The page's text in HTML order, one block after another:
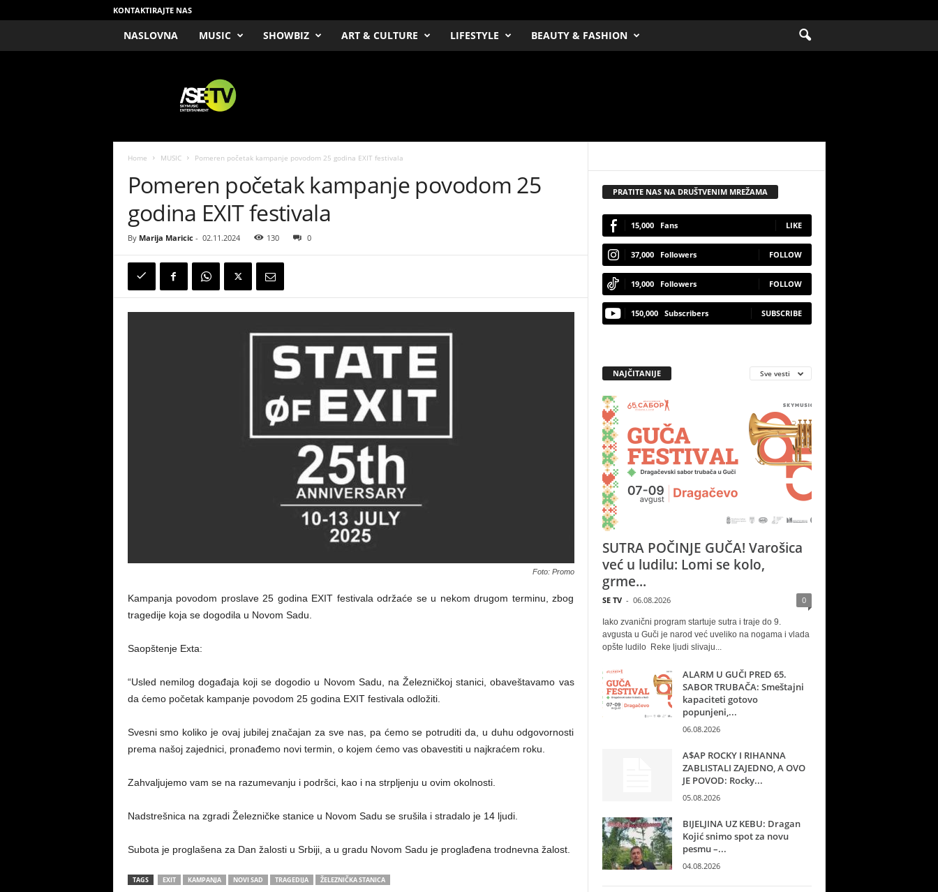
KONTAKTIRAJTE NAS
NASLOVNA MUSIC SHOWBIZ ART & CULTURE LIFESTYLE BEAUTY & FASHION
Home MUSIC Pomeren početak kampanje povodom 25 godina EXIT festivala
Pomeren početak kampanje povodom 25
godina EXIT festivala
By Marija Maricic- 02.11.2024 130 0
Foto: Promo
Kampanja povodom proslave 25 godina EXIT festivala održaće se u nekom drugom terminu, zbog
tragedije koja se dogodila u Novom Sadu.
Saopštenje Exta:
“Usled nemilog događaja koji se dogodio u Novom Sadu, na Železničkoj stanici, obaveštavamo vas
da ćemo početak kampanje povodom 25 godina EXIT festivala odložiti.
Svesni smo koliko je ovaj jubilej značajan za sve nas, pa ćemo se potruditi da, u duhu odgovornosti
prema našoj zajednici, pronađemo novi termin, o kojem ćemo vas obavestiti u najkraćem roku.
Zahvaljujemo vam se na razumevanju i podršci, kao i na strpljenju u ovim okolnosti.
Nadstrešnica na zgradi Železničke stanice u Novom Sadu se srušila i stradalo je 14 ljudi.
Subota je proglašena za Dan žalosti u Srbiji, a u gradu Novom Sadu je proglađena trodnevna žalost.
TAGS EXIT KAMPANJA NOVI SAD TRAGEDIJA ŽELEZNIČKA STANICA
PRATITE NAS NA DRUŠTVENIM MREŽAMA
15,000 Fans LIKE
37,000 Followers FOLLOW
19,000 Followers FOLLOW
150,000 Subscribers SUBSCRIBE
NAJČITANIJE Sve vesti
SUTRA POČINJE GUČA! Varošica
već u ludilu: Lomi se kolo,
grme...
SE TV - 06.08.2026 0
Iako zvanični program startuje sutra i traje do 9.
avgusta u Guči je narod već uveliko na nogama i vlada
opšte ludilo Reke ljudi slivaju...
ALARM U GUČI PRED 65.
SABOR TRUBAČA: Smeštajni
kapaciteti gotovo
popunjeni,...
06.08.2026
A$AP ROCKY I RIHANNA
ZABLISTALI ZAJEDNO, A OVO
JE POVOD: Rocky...
05.08.2026
BIJELJINA UZ KEBU: Dragan
Kojić snimo spot za novu
pesmu –...
04.08.2026